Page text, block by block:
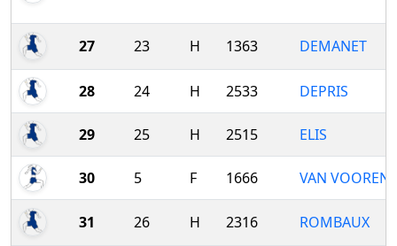
27 23 H 1363 DEMANET
28 24 H 2533 DEPRIS
29 25 H 2515 ELIS
30 5 F 1666 VAN VOOREN
31 26 H 2316 ROMBAUX